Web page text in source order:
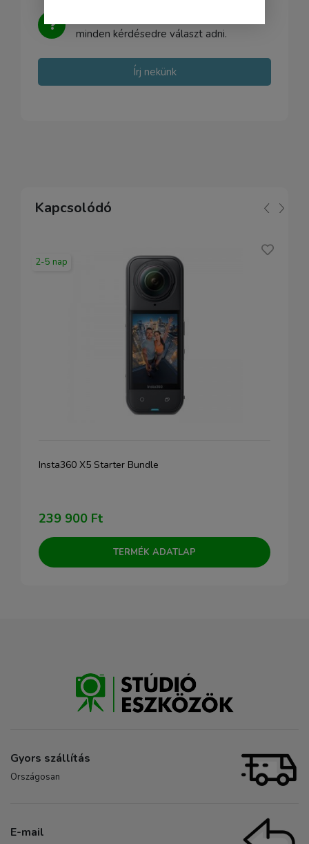
minden kérdésedre választ adni.
Írj nekünk
Kapcsolódó
2-5 nap
Insta360 X5 Starter Bundle
239 900 Ft
TERMÉK ADATLAP
Gyors szállítás
Országosan
E-mail